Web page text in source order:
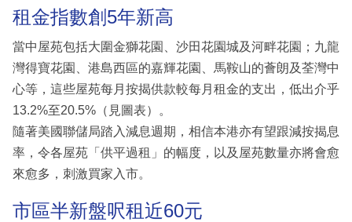
租金指數創5年新高
當中屋苑包括大圍金獅花園、沙田花園城及河畔花園；九龍
灣得寶花園、港島西區的嘉輝花園、馬鞍山的薈朗及荃灣中
心等，這些屋苑每月按揭供款較每月租金的支出，低出介乎
13.2%至20.5%（見圖表）。
隨著美國聯儲局踏入減息週期，相信本港亦有望跟減按揭息
率，令各屋苑「供平過租」的幅度，以及屋苑數量亦將會愈
來愈多，刺激買家入市。
市區半新盤呎租近60元